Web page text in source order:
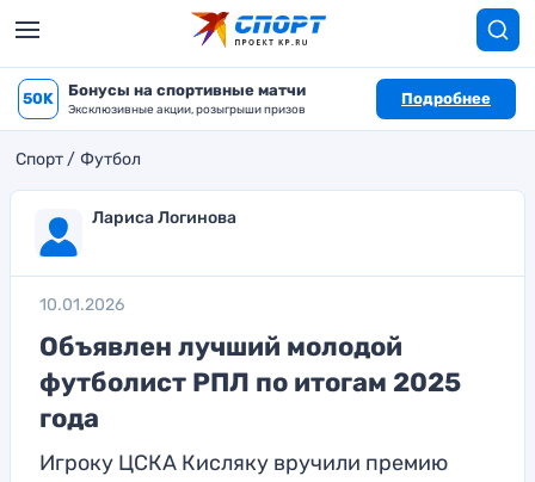
50K Бонусы на спортивные матчи
Эксклюзивные акции, розыгрыши призов
Подробнее
Спорт Футбол
Лариса Логинова
10.01.2026
Объявлен лучший молодой
футболист РПЛ по итогам 2025
года
Игроку ЦСКА Кисляку вручили премию